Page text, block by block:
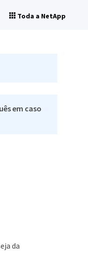
Toda a NetApp
em caso
da